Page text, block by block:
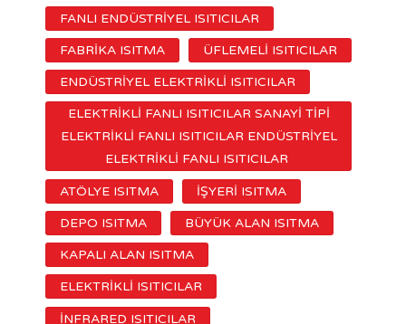
FANLI ENDÜSTRİYEL ISITICILAR
FABRİKA ISITMA ÜFLEMELİ ISITICILAR
ENDÜSTRİYEL ELEKTRİKLİ ISITICILAR
ELEKTRİKLİ FANLI ISITICILAR SANAYİ TİPİ
ELEKTRİKLİ FANLI ISITICILAR ENDÜSTRİYEL
ELEKTRİKLİ FANLI ISITICILAR
ATÖLYE ISITMA İŞYERİ ISITMA
DEPO ISITMA BÜYÜK ALAN ISITMA
KAPALI ALAN ISITMA
ELEKTRİKLİ ISITICILAR
İNFRARED ISITICILAR